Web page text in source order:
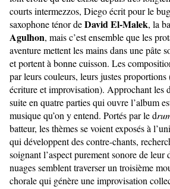
courts intermezzos, Diego écrit pour le
saxophone ténor deDavid El-Malek, la
Agulhon, mais c’est ensemble que les
aventure mettent les mains dans une pâte
et portent à bonne cuisson. Les
par leurs couleurs, leurs justes
écriture et improvisation). Approchant les
suite en quatre parties qui ouvre l’album
musique qu’on y entend. Portés par le d
batteur, les thèmes se voient exposés à
qui développent des contre-chants,
soignant l’aspect purement sonore de leur
nuages semblent traverser un troisième
chorale qui génère une improvisation